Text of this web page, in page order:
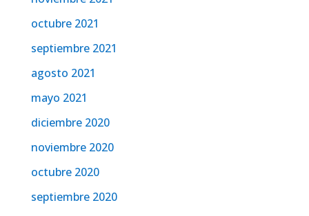
octubre 2021
septiembre 2021
agosto 2021
mayo 2021
diciembre 2020
noviembre 2020
octubre 2020
septiembre 2020